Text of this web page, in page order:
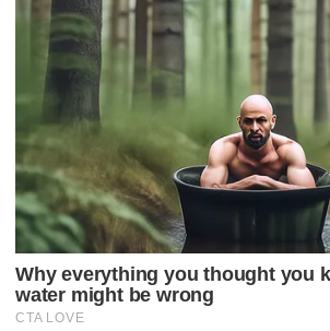
O
O
R
P
O
S
T
S